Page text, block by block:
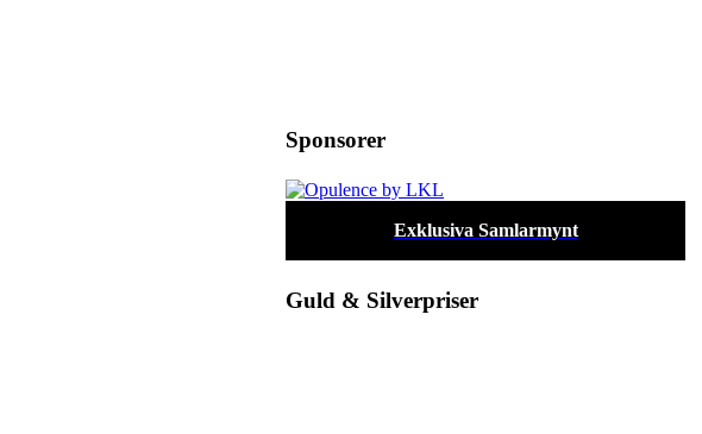
Sponsorer
Exklusiva Samlarmynt
Guld & Silverpriser